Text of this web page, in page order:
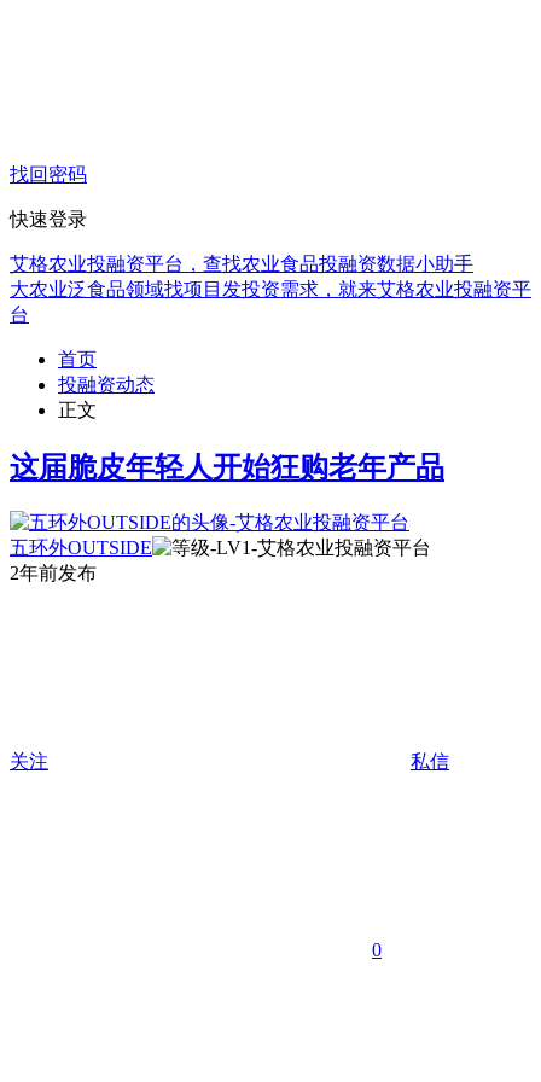
找回密码
快速登录
艾格农业投融资平台，查找农业食品投融资数据小助手
大农业泛食品领域找项目发投资需求，就来艾格农业投融资平
台
首页
投融资动态
正文
这届脆皮年轻人开始狂购老年产品
五环外OUTSIDE
2年前发布
关注 私信
0